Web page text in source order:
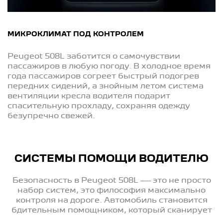
МИКРОКЛИМАТ ПОД КОНТРОЛЕМ
Peugeot 508L заботится о самочувствии
пассажиров в любую погоду. В холодное время
года пассажиров согреет быстрый подогрев
передних сидений, а знойным летом система
вентиляции кресла водителя подарит
спасительную прохладу, сохраняя одежду
безупречно свежей.
СИСТЕМЫ ПОМОЩИ ВОДИТЕЛЮ
Безопасность в Peugeot 508L — это не просто
набор систем, это философия максимально
контроля на дороге. Автомобиль становится
бдительным помощником, который сканирует